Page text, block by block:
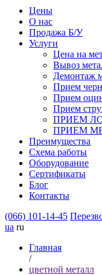
Цены
О нас
Продажа Б/У
Услуги
Цена на
Вывоз
Демонтаж
Прием
Прием
Прием
ПРИЕМ
ПРИЕМ
Преимущества
Схема работы
Оборудование
Сертификаты
Блог
Контакты
(066) 101-14-45
ua ru
Главная
/
цветной металл